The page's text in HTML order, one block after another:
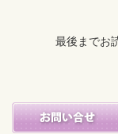
最後までお